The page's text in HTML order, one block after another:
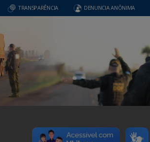
TRANSPARÊNCIA DENUNCIA ANÔNIMA